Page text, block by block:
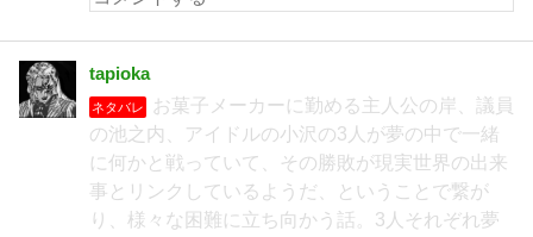
tapioka
ネタバレ
お菓子メーカーに勤める主人公の岸、議員
の池之内、アイドルの小沢の3人が夢の中で一緒
に何かと戦っていて、その勝敗が現実世界の出来
事とリンクしているようだ、ということで繋が
り、様々な困難に立ち向かう話。3人それぞれ夢